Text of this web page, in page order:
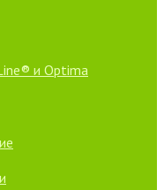
и Optima